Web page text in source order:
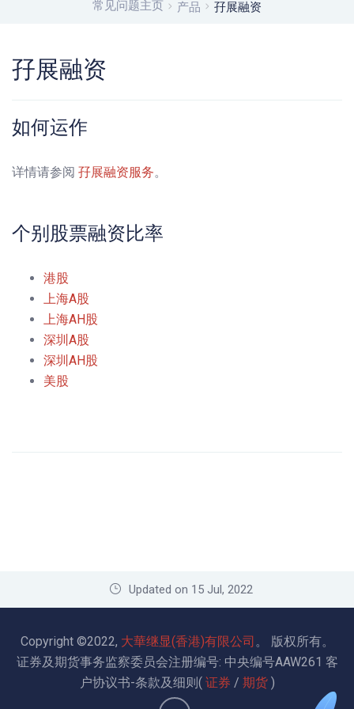
常见问题主页 产品 孖展融资
孖展融资
如何运作
详情请参阅 孖展融资服务。
个别股票融资比率
港股
上海A股
上海AH股
深圳A股
深圳AH股
美股
Updated on 15 Jul, 2022
Copyright ©2022, 大華继显(香港)有限公司。 版权所有。
证券及期货事务监察委员会注册编号: 中央编号AAW261 客
户协议书-条款及细则( 证券 / 期货)